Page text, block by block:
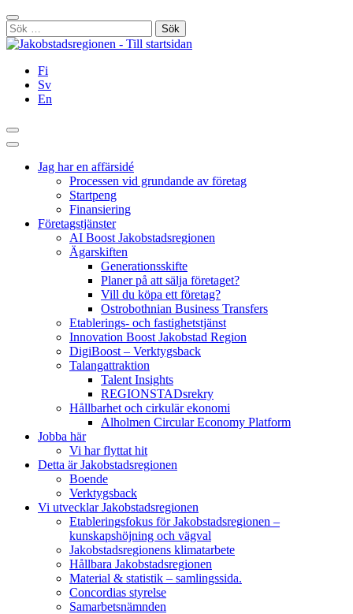
Hoppa
till
innehållet
Stäng
Sök
efter:
Fi
Sv
En
Sök
Huvudmeny
Jag har en affärsidé
Processen vid grundande av företag
Startpeng
Finansiering
Företagstjänster
AI Boost Jakobstadsregionen
Ägarskiften
Generationsskifte
Planer på att sälja företaget?
Vill du köpa ett företag?
Ostrobothnian Business Transfers
Etablerings- och fastighetstjänst
Innovation Boost Jakobstad Region
DigiBoost – Verktygsback
Talangattraktion
Talent Insights
REGIONSTADsrekry
Hållbarhet och cirkulär ekonomi
Alholmen Circular Economy Platform
Jobba här
Vi har flyttat hit
Detta är Jakobstadsregionen
Boende
Verktygsback
Vi utvecklar Jakobstadsregionen
Etableringsfokus för Jakobstadsregionen –
kunskapshöjning och vägval
Jakobstadsregionens klimatarbete
Hållbara Jakobstadsregionen
Material & statistik – samlingssida.
Concordias styrelse
Samarbetsnämnden